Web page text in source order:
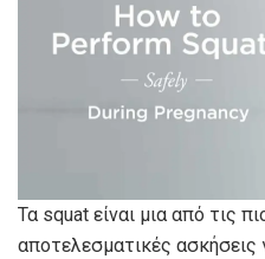
Τα squat είναι μια από τις
αποτελεσματικές ασκήσεις